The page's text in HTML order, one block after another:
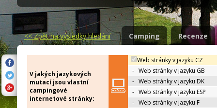
<<Zpět na výsledky hledání Camping Recenze
V jakých jazykových
mutací jsou vlastní
campingové
internetové stránky:
Web stránky v jazyku CZ
- Web stránky v jazyku GB
- Web stránky v jazyku DK
- Web stránky v jazyku ESP
- Web stránky v jazyku F